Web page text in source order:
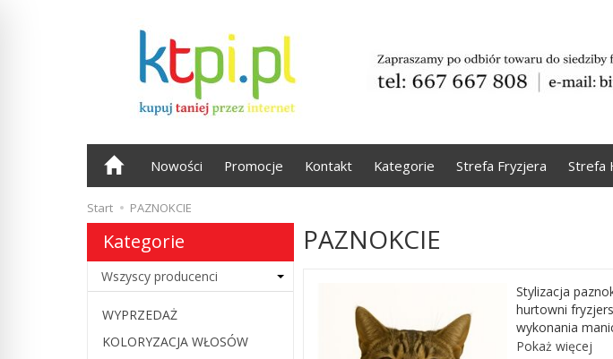
Nowości Promocje Kontakt Kategorie Strefa Fryzjera Strefa
Start PAZNOKCIE
PAZNOKCIE
Stylizacja
hurtowni
wykonania
Constance
Pokaż więcej
Kategorie
WYPRZEDAŻ
KOLORYZACJA WŁOSÓW